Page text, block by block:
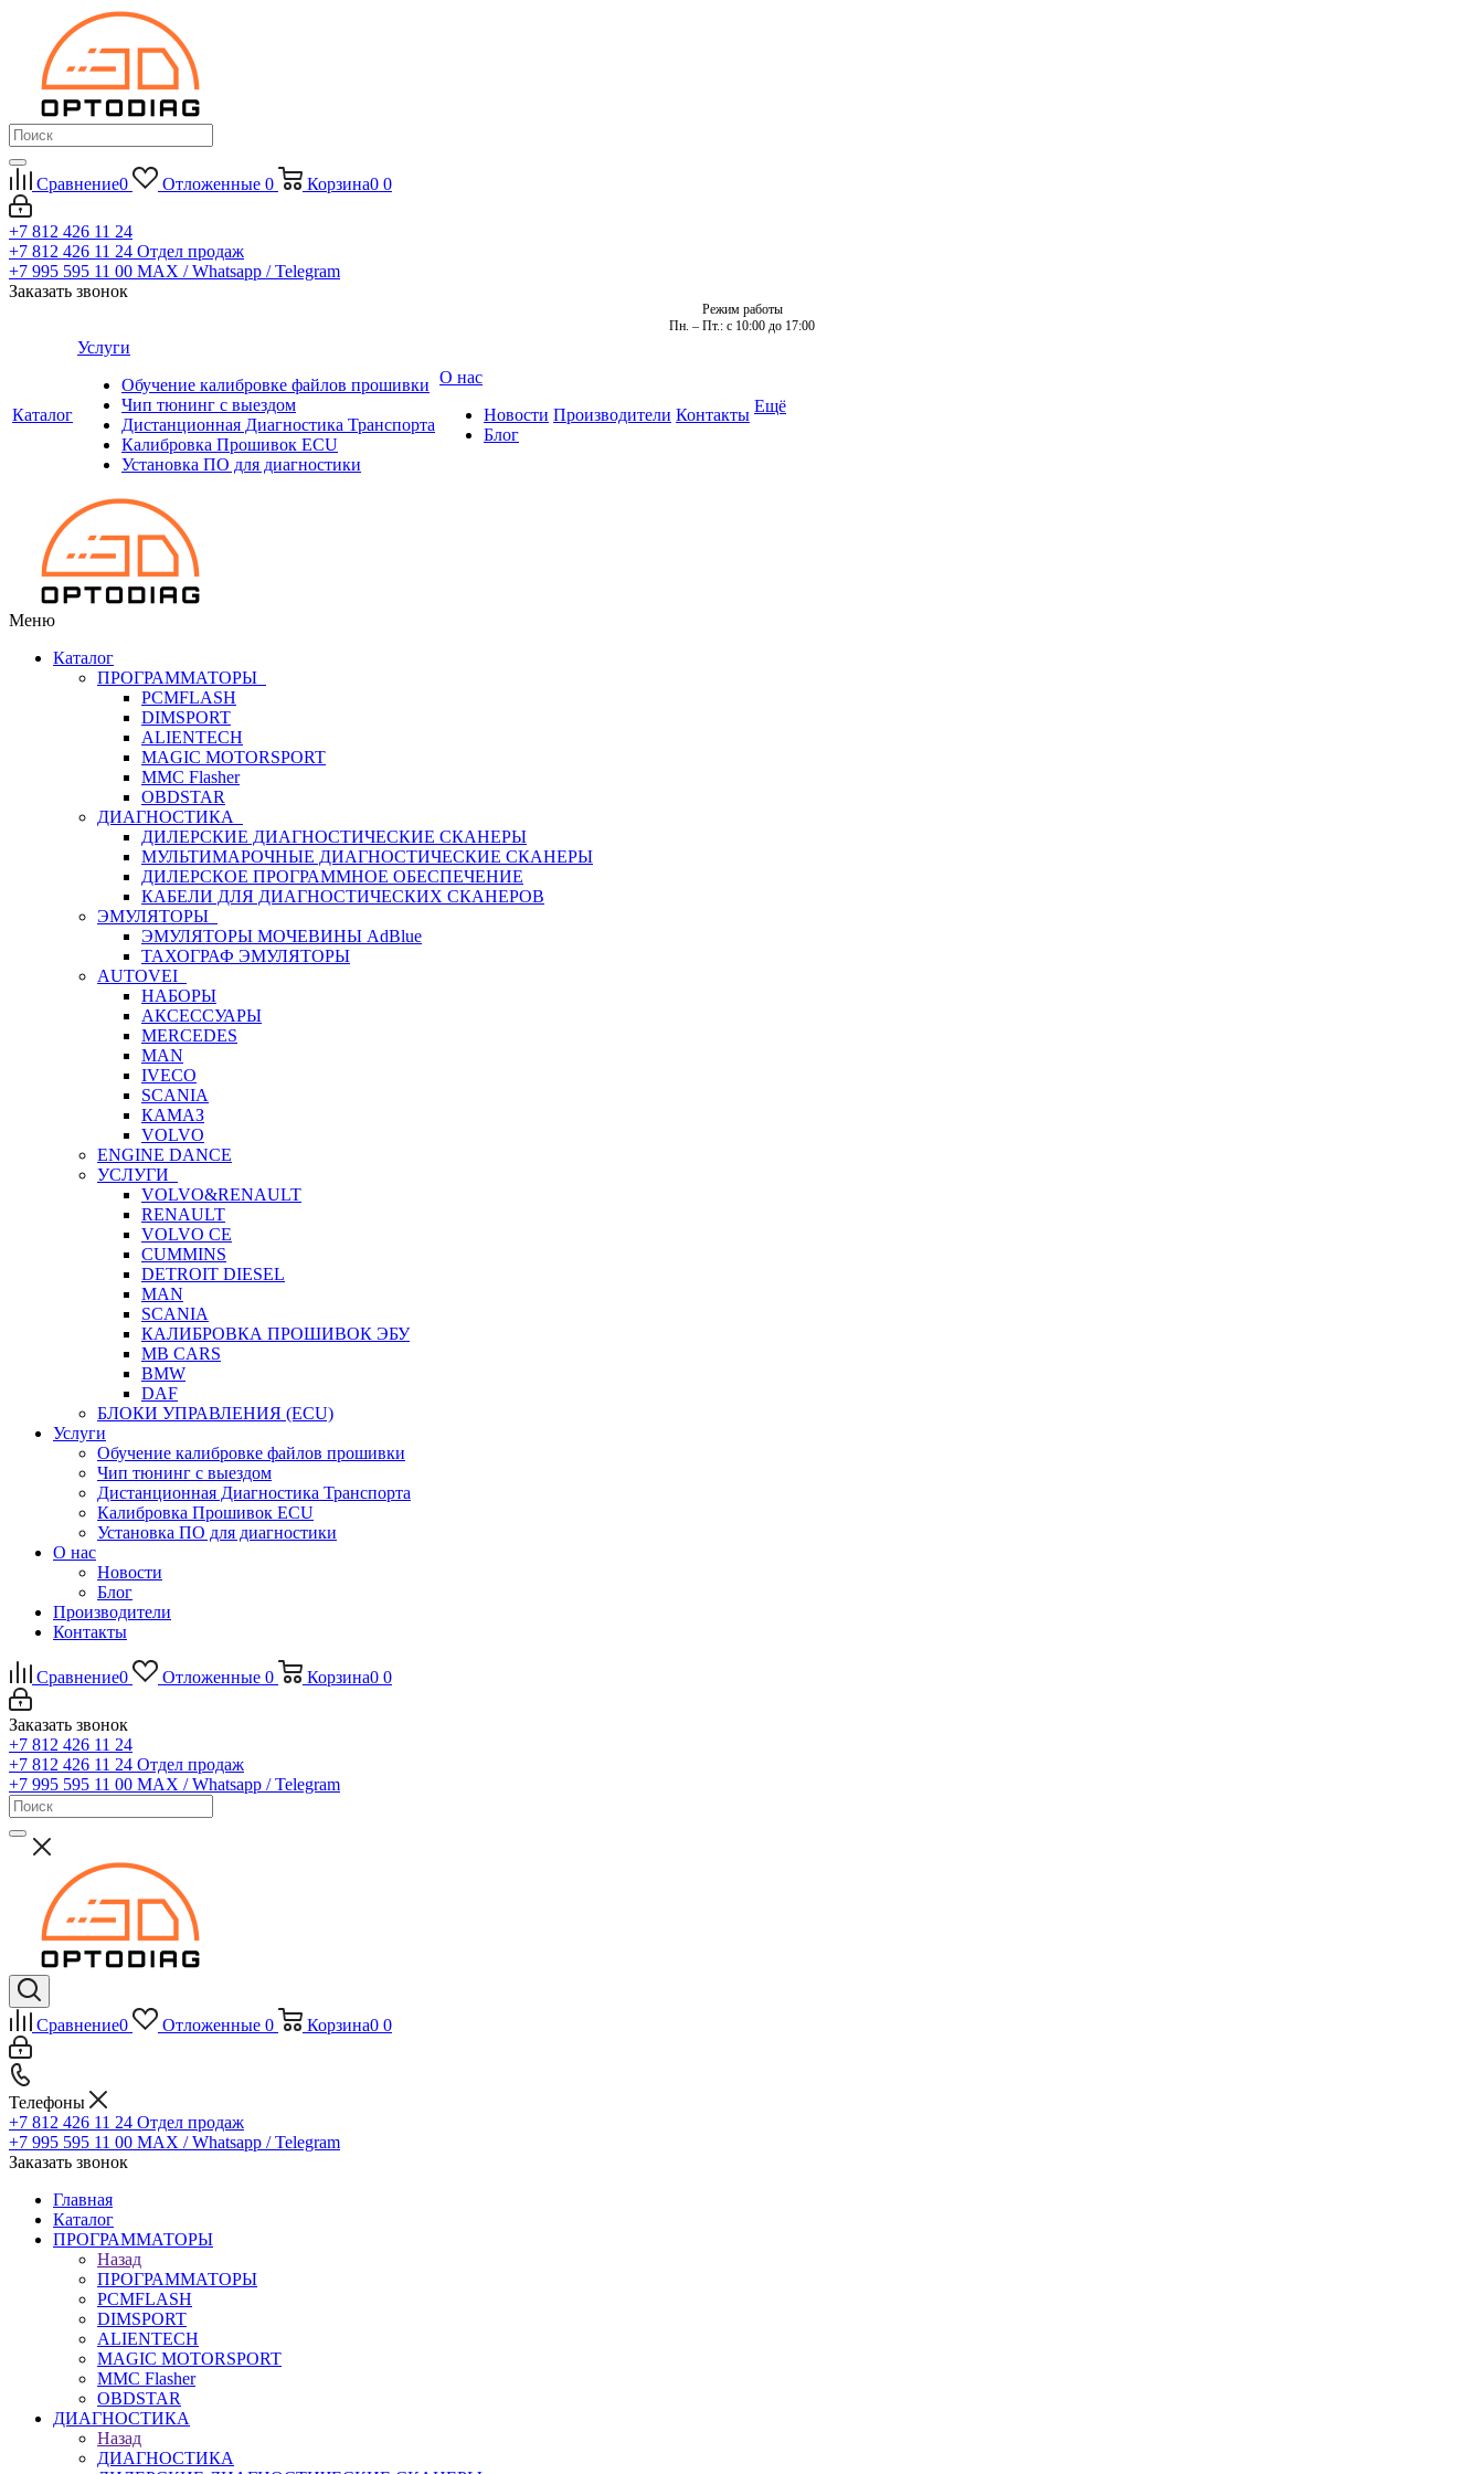
Сравнение0 Отложенные 0 Корзина0 0
+7 812 426 11 24
+7 812 426 11 24 Отдел продаж
+7 995 595 11 00 MAX / Whatsapp / Telegram
Заказать звонок
Режим работы
Пн. – Пт.: с 10:00 до 17:00
Каталог
Услуги
Обучение калибровке файлов прошивки
Чип тюнинг с выездом
Дистанционная Диагностика Транспорта
Калибровка Прошивок ECU
Установка ПО для диагностики
О нас
Новости
Блог
Производители Контакты Ещё
Меню
Каталог
ПРОГРАММАТОРЫ
PCMFLASH
DIMSPORT
ALIENTECH
MAGIC MOTORSPORT
MMC Flasher
OBDSTAR
ДИАГНОСТИКА
ДИЛЕРСКИЕ ДИАГНОСТИЧЕСКИЕ СКАНЕРЫ
МУЛЬТИМАРОЧНЫЕ ДИАГНОСТИЧЕСКИЕ СКАНЕРЫ
ДИЛЕРСКОЕ ПРОГРАММНОЕ ОБЕСПЕЧЕНИЕ
КАБЕЛИ ДЛЯ ДИАГНОСТИЧЕСКИХ СКАНЕРОВ
ЭМУЛЯТОРЫ
ЭМУЛЯТОРЫ МОЧЕВИНЫ АdBlue
ТАХОГРАФ ЭМУЛЯТОРЫ
AUTOVEI
НАБОРЫ
АКСЕССУАРЫ
MERCEDES
MAN
IVECO
SCANIA
КАМАЗ
VOLVO
ENGINE DANCE
УСЛУГИ
VOLVO&RENAULT
RENAULT
VOLVO CE
CUMMINS
DETROIT DIESEL
MAN
SCANIA
КАЛИБРОВКА ПРОШИВОК ЭБУ
MB CARS
BMW
DAF
БЛОКИ УПРАВЛЕНИЯ (ECU)
Услуги
Обучение калибровке файлов прошивки
Чип тюнинг с выездом
Дистанционная Диагностика Транспорта
Калибровка Прошивок ECU
Установка ПО для диагностики
О нас
Новости
Блог
Производители
Контакты
Сравнение0 Отложенные 0 Корзина0 0
Заказать звонок
+7 812 426 11 24
+7 812 426 11 24 Отдел продаж
+7 995 595 11 00 MAX / Whatsapp / Telegram
Сравнение0 Отложенные 0 Корзина0 0
Телефоны
+7 812 426 11 24 Отдел продаж
+7 995 595 11 00 MAX / Whatsapp / Telegram
Заказать звонок
Главная
Каталог
ПРОГРАММАТОРЫ
Назад
ПРОГРАММАТОРЫ
PCMFLASH
DIMSPORT
ALIENTECH
MAGIC MOTORSPORT
MMC Flasher
OBDSTAR
ДИАГНОСТИКА
Назад
ДИАГНОСТИКА